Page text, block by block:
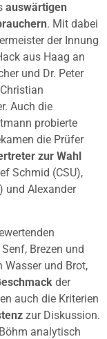
auswärtigen
. Mit dabei
der Innung
aus Haag an
und Dr. Peter
Auch die
probierte
die Prüfer
zur Wahl
Schmid (CSU),
und Alexander
Brezen und
und Brot,
der
auch die Kriterien
zur Diskussion.
analytisch